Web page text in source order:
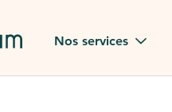
Nos services